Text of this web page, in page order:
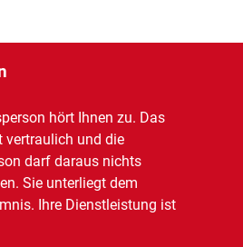
hört Ihnen zu. Das
vertraulich und die
darf daraus nichts
Sie unterliegt dem
Ihre Dienstleistung ist